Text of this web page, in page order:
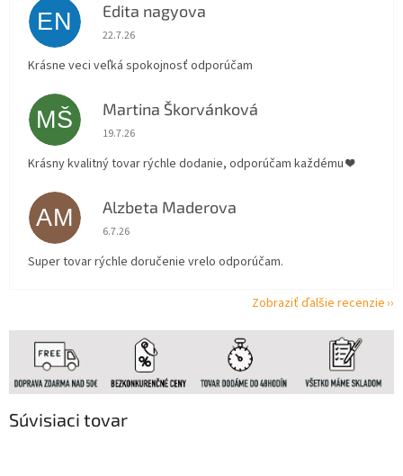
Súvisiaci tovar
EN Edita nagyova
Hodnotenie obchodu je 5 z 5 hviezdičiek.
22.7.26
Krásne veci veľká spokojnosť odporúčam
MŠ Martina Škorvánková
Hodnotenie obchodu je 5 z 5 hviezdičiek.
19.7.26
Krásny kvalitný tovar rýchle dodanie, odporúčam každému ❤️
AM Alzbeta Maderova
Hodnotenie obchodu je 5 z 5 hviezdičiek.
6.7.26
Super tovar rýchle doručenie vrelo odporúčam.
Zobraziť ďalšie recenzie